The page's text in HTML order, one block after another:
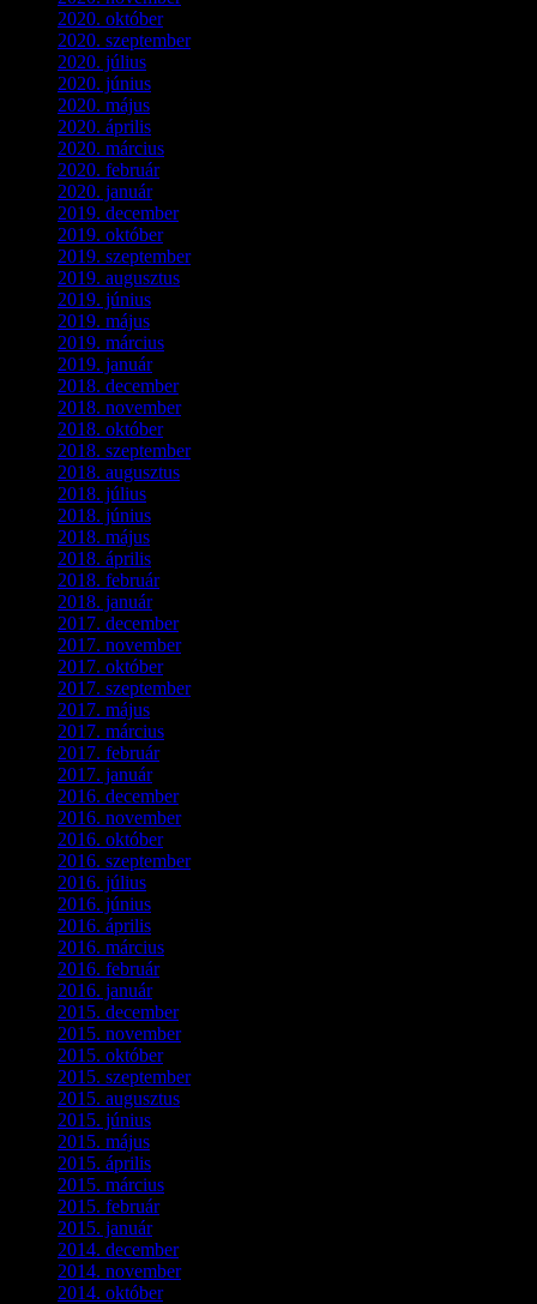
2020. október(4)
2020. szeptember(1)
2020. július
2020. június
2020. május
2020. április
2020. március
2020. február(6)
2020. január(1)
2019. december(4)
2019. október(3)
2019. szeptember(2)
2019. augusztus
2019. június
2019. május
2019. március
2019. január(1)
2018. december(3)
2018. november(1)
2018. október(1)
2018. szeptember(1)
2018. augusztus
2018. július
2018. június
2018. május
2018. április
2018. február(2)
2018. január(2)
2017. december(4)
2017. november(3)
2017. október(4)
2017. szeptember(1)
2017. május
2017. március
2017. február(1)
2017. január(2)
2016. december(1)
2016. november(1)
2016. október(6)
2016. szeptember(5)
2016. július
2016. június
2016. április
2016. március
2016. február(3)
2016. január(2)
2015. december(1)
2015. november(4)
2015. október(4)
2015. szeptember(5)
2015. augusztus
2015. június
2015. május
2015. április
2015. március
2015. február(2)
2015. január(5)
2014. december(4)
2014. november(1)
2014. október(2)